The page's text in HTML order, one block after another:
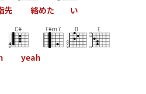
先 絡めた い
C#
yeah
F#m7 D E